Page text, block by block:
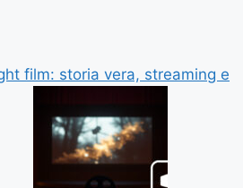
film: storia vera, streaming e